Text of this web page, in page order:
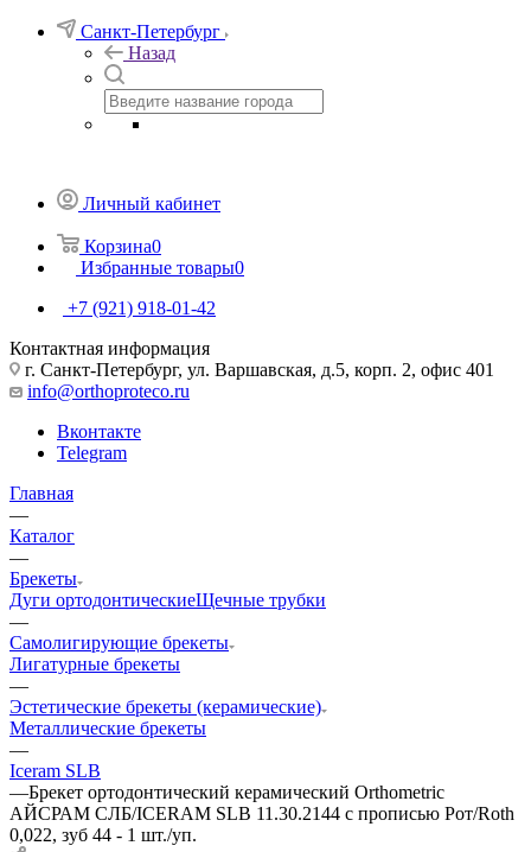
Санкт-Петербург
Назад
Личный кабинет
Корзина0
Избранные товары0
+7 (921) 918-01-42
Контактная информация
г. Санкт-Петербург, ул. Варшавская, д.5, корп. 2, офис 401
info@orthoproteco.ru
Вконтакте
Telegram
Главная
—
Каталог
—
Брекеты
Дуги ортодонтическиеЩечные трубки
—
Самолигирующие брекеты
Лигатурные брекеты
—
Эстетические брекеты (керамические)
Металлические брекеты
—
Iceram SLB
—Брекет ортодонтический керамический Orthometric
АЙСРАМ СЛБ/ICERAM SLB 11.30.2144 с прописью Рот/Roth
0,022, зуб 44 - 1 шт./уп.